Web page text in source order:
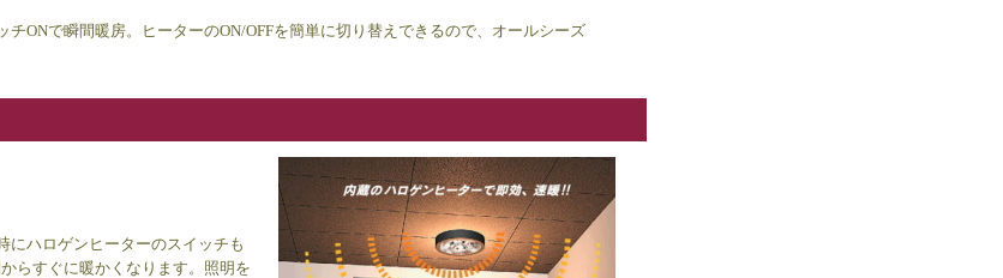
チONで瞬間暖房。ヒーターのON/OFFを簡単に切り替えできるので、オールシーズ
にハロゲンヒーターのスイッチも
らすぐに暖かくなります。照明を